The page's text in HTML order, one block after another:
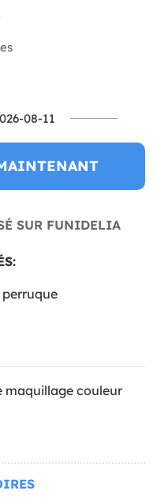
08-11
SUR FUNIDELIA
maquillage couleur